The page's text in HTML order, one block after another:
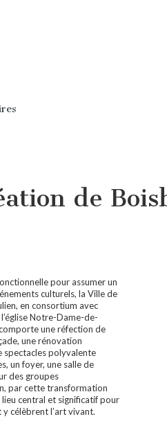
de
pour assumer un
culturels, la Ville de
en consortium avec
Notre-Dame-de-
une réfection de
une rénovation
spectacles polyvalente
un foyer, une salle de
des groupes
par cette transformation
lieu central et significatif pour
y célèbrent l’art vivant.